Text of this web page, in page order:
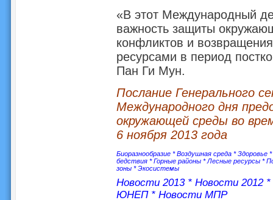
«В этот Международный
важность защиты
конфликтов и
ресурсами в период
Пан Ги Мун.
Послание Генерального
Международного дня
окружающей среды во
6 ноября 2013 года
Биоразнообразие *Воздушная среда *Здоровье *
бедствия *Горные районы *Лесные ресурсы *
зоны *Экосистемы
Новости 2013* Новости 2012*
ЮНЕП* Новости МПР